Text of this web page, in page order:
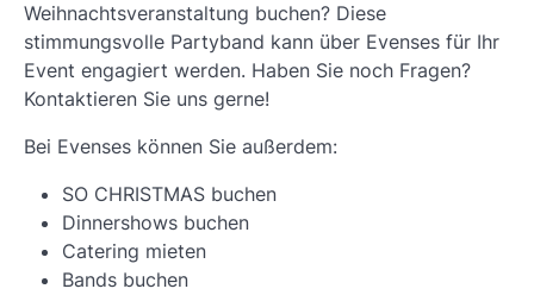
Weihnachtsveranstaltung buchen? Diese
stimmungsvolle Partyband kann über Evenses für Ihr
Event engagiert werden. Haben Sie noch Fragen?
Kontaktieren Sie uns gerne!
Bei Evenses können Sie außerdem:
SO CHRISTMAS buchen
Dinnershows buchen
Catering mieten
Bands buchen